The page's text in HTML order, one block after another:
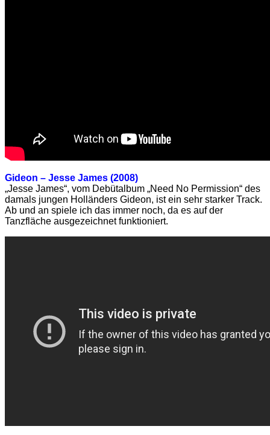
Gideon – Jesse James (2008)
„Jesse James“, vom Debütalbum „Need No Permission“ des
damals jungen Holländers Gideon, ist ein sehr starker Track.
Ab und an spiele ich das immer noch, da es auf der
Tanzfläche ausgezeichnet funktioniert.